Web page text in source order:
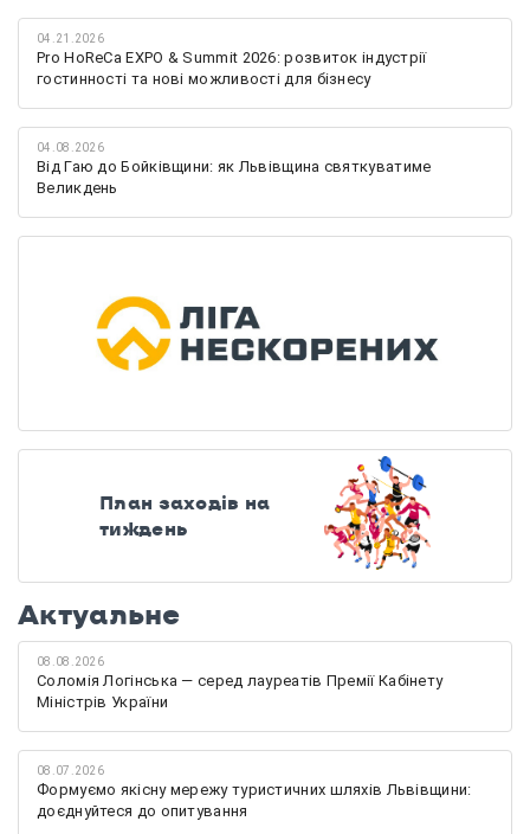
04.21.2026
Pro HoReCa EXPO & Summit 2026: розвиток індустрії
гостинності та нові можливості для бізнесу
04.08.2026
Від Гаю до Бойківщини: як Львівщина святкуватиме
Великдень
План заходів на
тиждень
Актуальне
08.08.2026
Соломія Логінська — серед лауреатів Премії Кабінету
Міністрів України
08.07.2026
Формуємо якісну мережу туристичних шляхів Львівщини:
доєднуйтеся до опитування